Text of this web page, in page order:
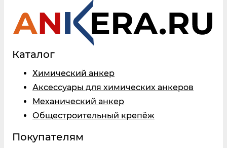
Каталог
Химический анкер
Аксессуары для химических анкеров
Механический анкер
Общестроительный крепёж
Покупателям